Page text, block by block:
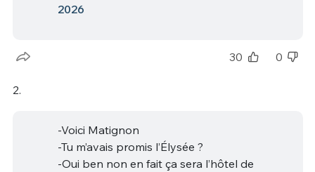
2026
30 0
2.
-Voici Matignon
-Tu m’avais promis l’Élysée ?
-Oui ben non en fait ça sera l’hôtel de